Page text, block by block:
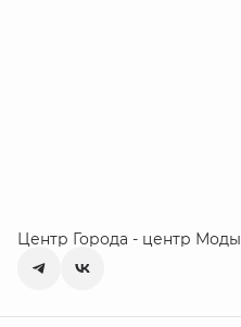
Центр Города - центр Моды